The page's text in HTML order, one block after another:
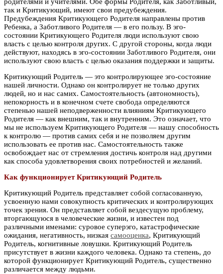
родителями и учителями. Обе формы Родителя, как Заботливый,
так и Критикующий, имеют свои предубеждения.
Предубеждения Критикующего Родителя направлены против
Ребенка, а Заботливого Родителя — в его пользу. В эго-
состоянии Критикующего Родителя люди используют свою
власть с целью контроля других. С другой стороны, когда люди
действуют, находясь в эго-состоянии Заботливого Родителя, они
используют свою власть с целью оказания поддержки и защиты.
Критикующий Родитель — это контролирующее эго-состояние
нашей личности. Однако он контролирует не только других
людей, но и нас самих. Самостоятельность (автономность),
непокорность и в конечном счете свобода определяются
степенью нашей неподверженности влияниям Критикующего
Родителя — как внешним, так и внутренним. Это означает, что
мы не используем Критикующего Родителя — нашу способность
к контролю — против самих себя и не позволяем другим
использовать ее против нас. Самостоятельность также
освобождает нас от стремления достичь контроля над другими
как способа удовлетворения своих потребностей и желаний.
Как функционирует Критикующий Родитель
Критикующий Родитель представляет собой согласованную,
усвоенную нами совокупность критических и контролирующих
точек зрения. Он представляет собой вездесущую проблему,
вторгающуюся в человеческие жизни, и известен под
различными именами: суровое суперэго, катастрофические
ожидания, негативность, низкая самооценка, Критикующий
Родитель, когнитивные ловушки. Критикующий Родитель
присутствует в жизни каждого человека. Однако та степень, до
которой функционирует Критикующий Родитель, существенно
различается между людьми.